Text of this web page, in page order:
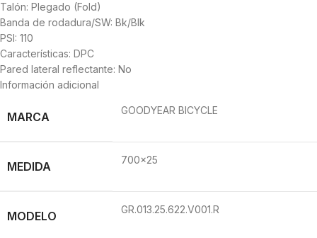
Talón: Plegado (Fold)
Banda de rodadura/SW: Bk/Blk
PSI: 110
Características: DPC
Pared lateral reflectante: No
Información adicional
MARCA GOODYEAR BICYCLE
MEDIDA 700×25
MODELO GR.013.25.622.V001.R